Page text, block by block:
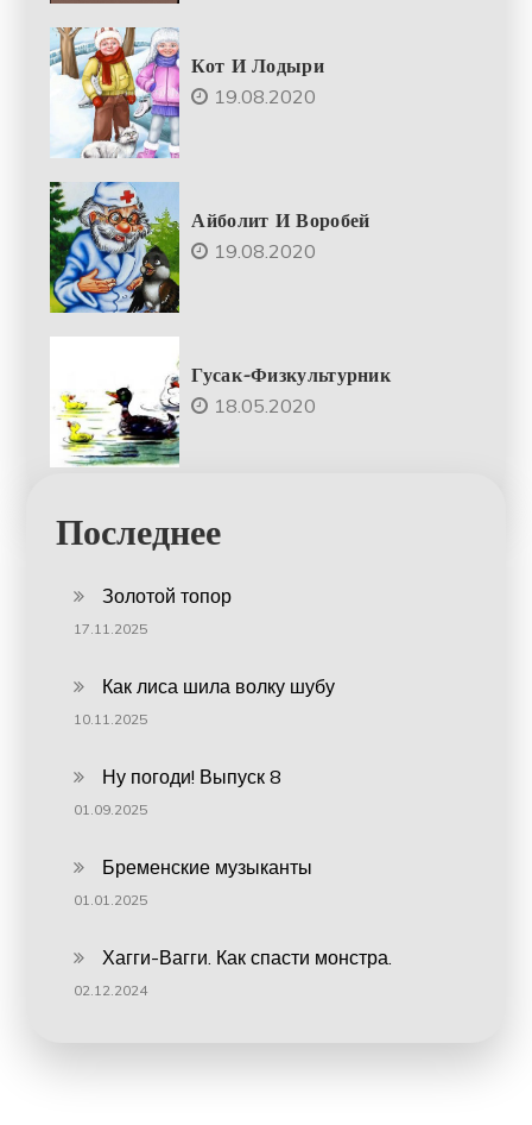
Кот И Лодыри
19.08.2020
Айболит И Воробей
19.08.2020
Гусак-Физкультурник
18.05.2020
Последнее
Золотой топор
17.11.2025
Как лиса шила волку шубу
10.11.2025
Ну погоди! Выпуск 8
01.09.2025
Бременские музыканты
01.01.2025
Хагги-Вагги. Как спасти монстра.
02.12.2024